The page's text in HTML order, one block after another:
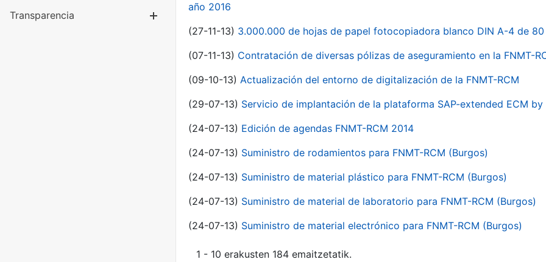
Transparencia
año 2016
(27-11-13) 3.000.000 de hojas de papel fotocopiadora blanco DIN A-4 de 80
(07-11-13) Contratación de diversas pólizas de aseguramiento en la FNMT-
(09-10-13) Actualización del entorno de digitalización de la FNMT-RCM
(29-07-13) Servicio de implantación de la plataforma SAP-extended ECM by
(24-07-13) Edición de agendas FNMT-RCM 2014
(24-07-13) Suministro de rodamientos para FNMT-RCM (Burgos)
(24-07-13) Suministro de material plástico para FNMT-RCM (Burgos)
(24-07-13) Suministro de material de laboratorio para FNMT-RCM (Burgos)
(24-07-13) Suministro de material electrónico para FNMT-RCM (Burgos)
1 - 10 erakusten 184 emaitzetatik.